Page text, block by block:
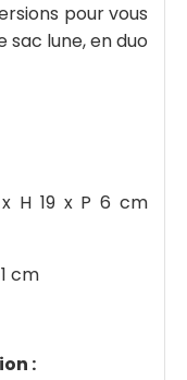
pour vous
sac lune, en duo
H 19 x P 6 cm
cm
: